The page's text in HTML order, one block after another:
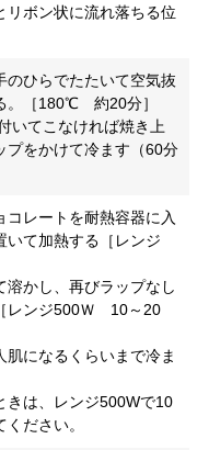
リボン状に流れ落ちる位
のひらでたたいて空気抜
。［180℃ 約20分］
いてこなければ焼き上
プをかけて冷ます（60分
コレートを耐熱容器に入
いて加熱する［レンジ
溶かし、再びラップなし
レンジ500Ｗ 10～20
になるくらいまで冷ま
は、レンジ500Wで10
ださい。